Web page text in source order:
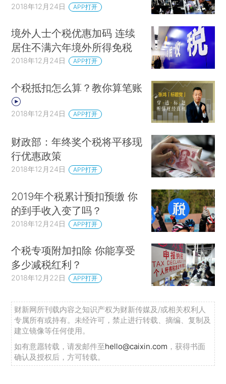
2018年12月24日 APP打开
境外人士个税优惠加码 连续
居住不满六年境外所得免税
2018年12月24日 APP打开
个税抵扣怎么算？教你算笔账
2018年12月24日 APP打开
财政部：年终奖个税将平移现
行优惠政策
2018年12月24日 APP打开
2019年个税累计预扣预缴 你
的到手收入变了吗？
2018年12月24日 APP打开
个税专项附加扣除 你能享受
多少减税红利？
2018年12月22日 APP打开
财新网所刊载内容之知识产权为财新传媒及/或相关权利人
专属所有或持有。未经许可，禁止进行转载、摘编、复制及
建立镜像等任何使用。
如有意愿转载，请发邮件至hello@caixin.com ，获得书面
确认及授权后，方可转载。